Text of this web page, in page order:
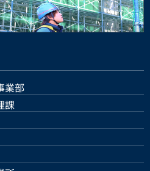
業部
課